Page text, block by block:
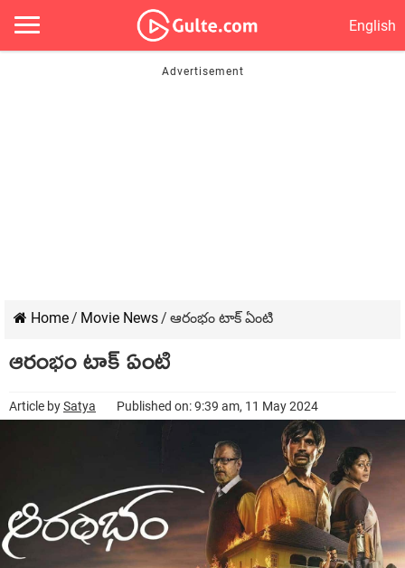
English
Home/ Movie News/ ఆరంభం టాక్ ఏంటి
ఆరంభం టాక్ ఏంటి
Article bySatya Published on: 9:39 am, 11 May 2024